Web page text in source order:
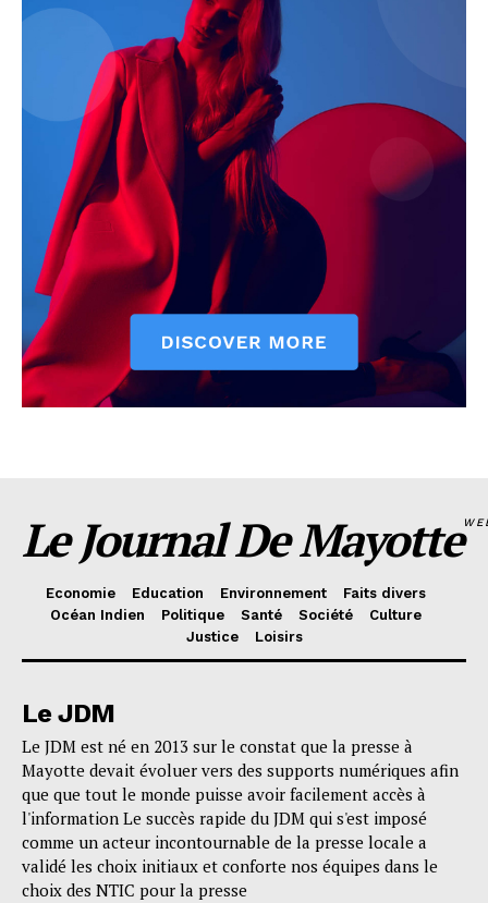
Le Journal De Mayotte
Economie Education Environnement
Faits divers
Océan Indien
Politique Santé Société
Culture
Justice
Loisirs
Le JDM
Le JDM est né en 2013 sur le constat que la presse à
Mayotte devait évoluer vers des supports numériques afin
que que tout le monde puisse avoir facilement accès à
l'information Le succès rapide du JDM qui s'est imposé
comme un acteur incontournable de la presse locale a
validé les choix initiaux et conforte nos équipes dans le
choix des NTIC pour la presse